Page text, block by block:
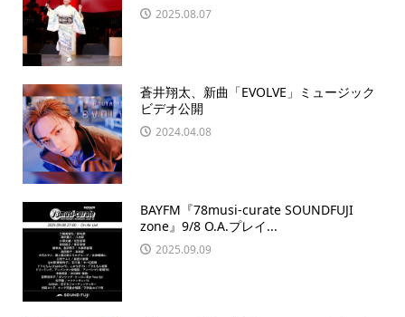
2025.08.07
蒼井翔太、新曲「EVOLVE」ミュージック
ビデオ公開
2024.04.08
BAYFM『78musi-curate SOUNDFUJI
zone』9/8 O.A.プレイ...
2025.09.09